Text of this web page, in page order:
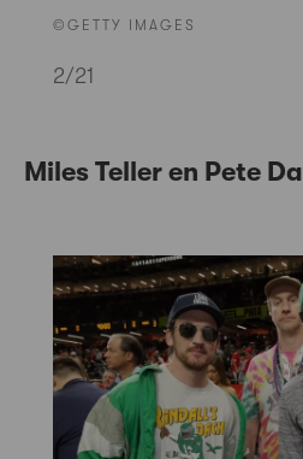
©GETTY IMAGES
2/21
Miles Teller en Pete